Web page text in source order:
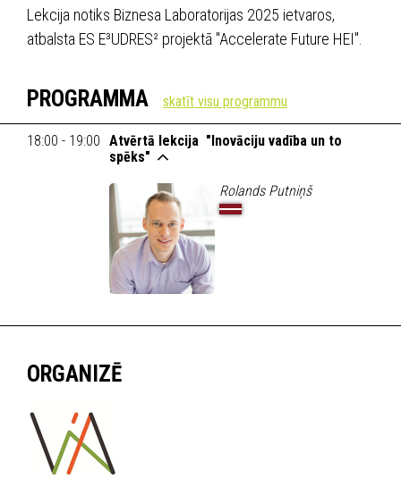
Lekcija notiks Biznesa Laboratorijas 2025 ietvaros,
atbalsta ES E³UDRES² projektā "Accelerate Future HEI".
PROGRAMMA
18:00 - 19:00 Atvērtā lekcija "Inovāciju vadība un to
spēks"
Rolands Putniņš
ORGANIZĒ